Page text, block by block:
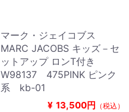
マーク・ジェイコブス
MARC JACOBS キッズ－セ
ットアップ ロンT付き
W98137 475PINK ピンク
系 kb-01
¥ 13,500円 （税込）